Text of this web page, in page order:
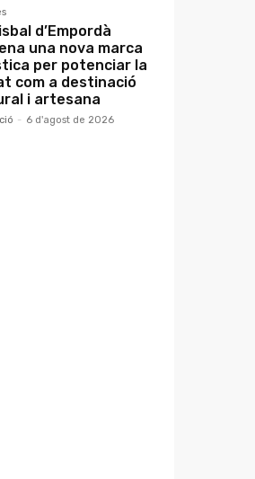
d’Empordà
una nova marca
per potenciar la
com a destinació
i artesana
- 6 d'agost de 2026